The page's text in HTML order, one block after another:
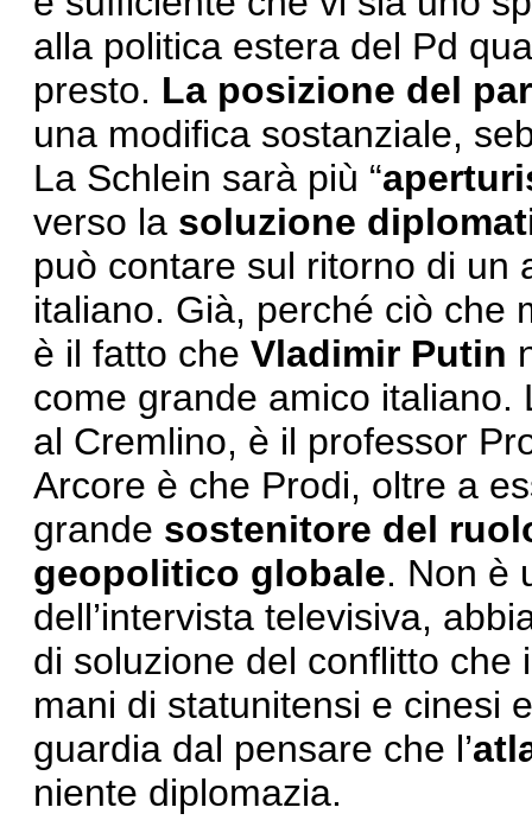
alla politica estera del Pd
presto. La posizione del
una modifica sostanziale,
La Schlein sarà più “
verso la soluzione
può contare sul ritorno di un
italiano. Già, perché ciò che
è il fatto che Vladimir Putin
come grande amico italiano.
al Cremlino, è il professor
Arcore è che Prodi, oltre a
grande sostenitore del
geopolitico globale. Non è
dell’intervista televisiva,
di soluzione del conflitto che
mani di statunitensi e cinesi
guardia dal pensare che l’
niente diplomazia.